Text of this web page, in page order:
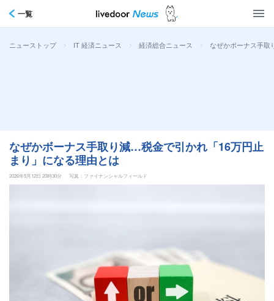
一覧
ニューストップ > IT 経済ニュース > 経済総合ニュース > なぜかボーナス手取
なぜかボーナス手取り減…税金で引かれ「16万円止
まり」になる理由とは
2026年5月12日 20時30分 写真：ファイナンシャルフィールド